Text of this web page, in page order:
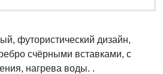
футористический дизайн,
счёрными вставками, с
нагрева воды. .